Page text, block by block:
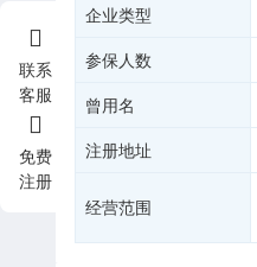
企业类型
参保人数
曾用名
注册地址
经营范围
联系
客服
免费
注册